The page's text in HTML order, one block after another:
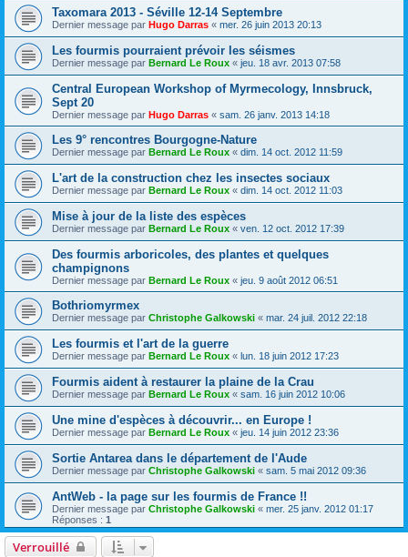
Taxomara 2013 - Séville 12-14 Septembre
Dernier message par Hugo Darras « mer. 26 juin 2013 20:13
Les fourmis pourraient prévoir les séismes
Dernier message par Bernard Le Roux « jeu. 18 avr. 2013 07:58
Central European Workshop of Myrmecology, Innsbruck,
Sept 20
Dernier message par Hugo Darras « sam. 26 janv. 2013 14:18
Les 9° rencontres Bourgogne-Nature
Dernier message par Bernard Le Roux « dim. 14 oct. 2012 11:59
L'art de la construction chez les insectes sociaux
Dernier message par Bernard Le Roux « dim. 14 oct. 2012 11:03
Mise à jour de la liste des espèces
Dernier message par Bernard Le Roux « ven. 12 oct. 2012 17:39
Des fourmis arboricoles, des plantes et quelques
champignons
Dernier message par Bernard Le Roux « jeu. 9 août 2012 06:51
Bothriomyrmex
Dernier message par Christophe Galkowski « mar. 24 juil. 2012 22:18
Les fourmis et l'art de la guerre
Dernier message par Bernard Le Roux « lun. 18 juin 2012 17:23
Fourmis aident à restaurer la plaine de la Crau
Dernier message par Bernard Le Roux « sam. 16 juin 2012 10:06
Une mine d'espèces à découvrir... en Europe !
Dernier message par Bernard Le Roux « jeu. 14 juin 2012 23:36
Sortie Antarea dans le département de l'Aude
Dernier message par Christophe Galkowski « sam. 5 mai 2012 09:36
AntWeb - la page sur les fourmis de France !!
Dernier message par Christophe Galkowski « mer. 25 janv. 2012 01:17
Réponses : 1
Verrouillé